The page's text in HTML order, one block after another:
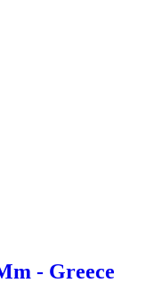
- Greece